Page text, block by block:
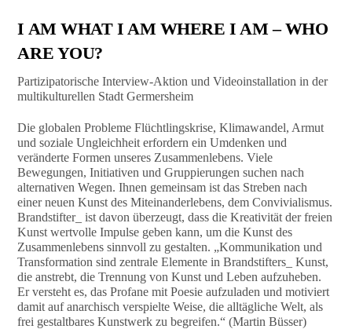
I AM WHAT I AM WHERE I AM – WHO
ARE YOU?
Partizipatorische Interview-Aktion und Videoinstallation in der
multikulturellen Stadt Germersheim
Die globalen Probleme Flüchtlingskrise, Klimawandel, Armut
und soziale Ungleichheit erfordern ein Umdenken und
veränderte Formen unseres Zusammenlebens. Viele
Bewegungen, Initiativen und Gruppierungen suchen nach
alternativen Wegen. Ihnen gemeinsam ist das Streben nach
einer neuen Kunst des Miteinanderlebens, dem Convivialismus.
Brandstifter_ ist davon überzeugt, dass die Kreativität der freien
Kunst wertvolle Impulse geben kann, um die Kunst des
Zusammenlebens sinnvoll zu gestalten. „Kommunikation und
Transformation sind zentrale Elemente in Brandstifters_ Kunst,
die anstrebt, die Trennung von Kunst und Leben aufzuheben.
Er versteht es, das Profane mit Poesie aufzuladen und motiviert
damit auf anarchisch verspielte Weise, die alltägliche Welt, als
frei gestaltbares Kunstwerk zu begreifen.“ (Martin Büsser)